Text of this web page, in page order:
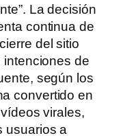
La decisión
continua de
del sitio
intenciones de
según los
convertido en
virales,
usuarios a